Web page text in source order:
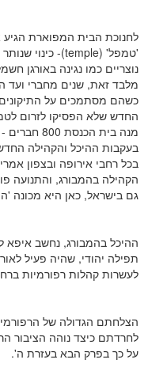
לחנוכת הבית המפוארת הגיע
'טמפל' (temple)- כינוי
נוצריים כמו נגינה באורגן
מלבד זאת, שנים מחברי ועד
כשהם מסתמכים על התיקונים
מנה בית
בעקבות ההיכל והקהילה
בכל רחבי אירופה ובצפון
הקהילה בהמבורג, והתנועה
גם בישראל, כאן היא מכונה
ההיכל בהמבורג, נחשב איפא
לעשרות קהלות רפורמיות
הצלחתם הגדולה של
לחרדתם כיצד נוהה הציבור
על כך בפרק הבא בעזרת ה'.